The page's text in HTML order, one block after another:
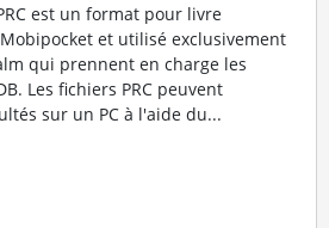
est un format pour livre
et utilisé exclusivement
qui prennent en charge les
Les fichiers PRC peuvent
sur un PC à l'aide du...